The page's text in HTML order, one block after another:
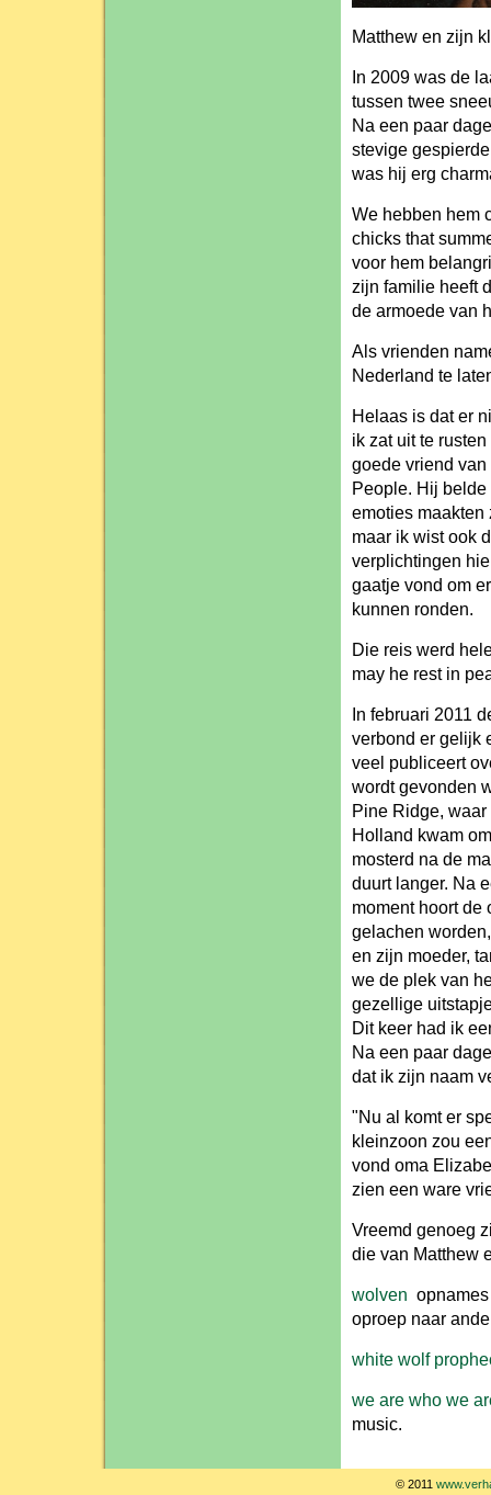
Matthew en zijn
In 2009 was de
tussen twee
Na een paar
stevige
was hij erg
We hebben hem
chicks that
voor hem
zijn familie heeft
de armoede van
Als vrienden
Nederland te
Helaas is dat er
ik zat uit te
goede vriend
People. Hij belde
emoties maakten
maar ik wist ook
verplichtingen
gaatje vond om
kunnen ronden.
Die reis werd
may he rest in
In februari 2011
verbond er gelijk
veel publiceert
wordt gevonden
Pine Ridge,
Holland kwam
mosterd na de
duurt langer. Na
moment hoort de
gelachen
en zijn moeder,
we de plek van
gezellige
Dit keer had ik
Na een paar
dat ik zijn naam
"Nu al komt er
kleinzoon zou
vond oma
zien een ware
Vreemd genoeg
die van Matthew
wolven
oproep naar
white wolf
we are who we
music.
© 2011